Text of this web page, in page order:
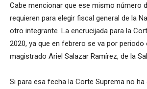
Cabe mencionar que ese mismo número
requieren para elegir fiscal general de la
otro integrante. La encrucijada para la
2020, ya que en febrero se va por periodo
magistrado Ariel Salazar Ramírez, de la
Si para esa fecha la Corte Suprema no ha